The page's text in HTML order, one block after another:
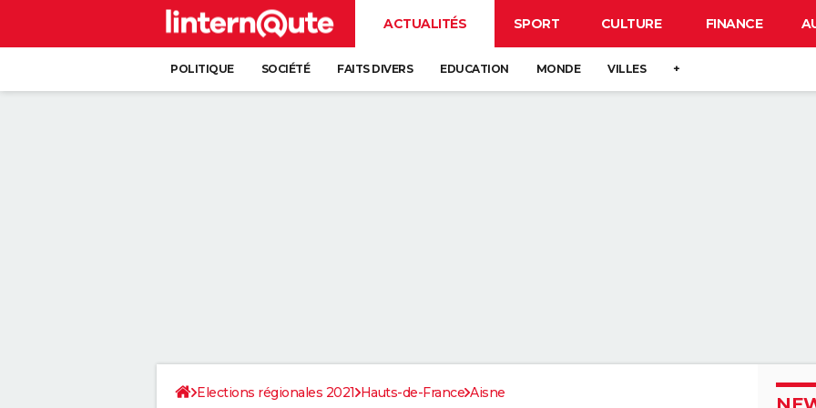
ACTUALITÉS SPORT CULTURE FINANCE
POLITIQUE SOCIÉTÉ FAITS DIVERS EDUCATION MONDE VILLES +
Elections régionales 2021 Hauts-de-France Aisne